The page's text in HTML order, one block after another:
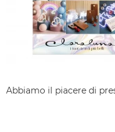
Abbiamo il piacere di